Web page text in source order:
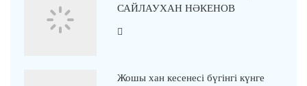
САЙЛАУХАН НӘКЕНОВ
Жошы хан кесенесі бүгінгі күнге